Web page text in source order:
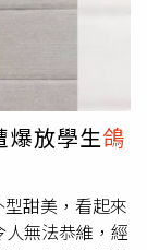
設置防護網和
通道通過。高
改善完成，接
國道路殺動
道則有跨越式3
均顯示目標物
道頻率也穩定
1號由於長度關
局）
午通知兩名涉
到中午，2人
離譜，雖然金
家而言，這不
無奈表示，這
迫使店家調整
客人收費，以
並非小事，若
倖，同時也建
爆放學生鴿
甜美，看起來
無法恭維，經